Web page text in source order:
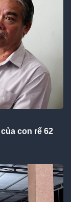
con rể 62